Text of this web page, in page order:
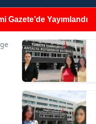
Yayımlandı